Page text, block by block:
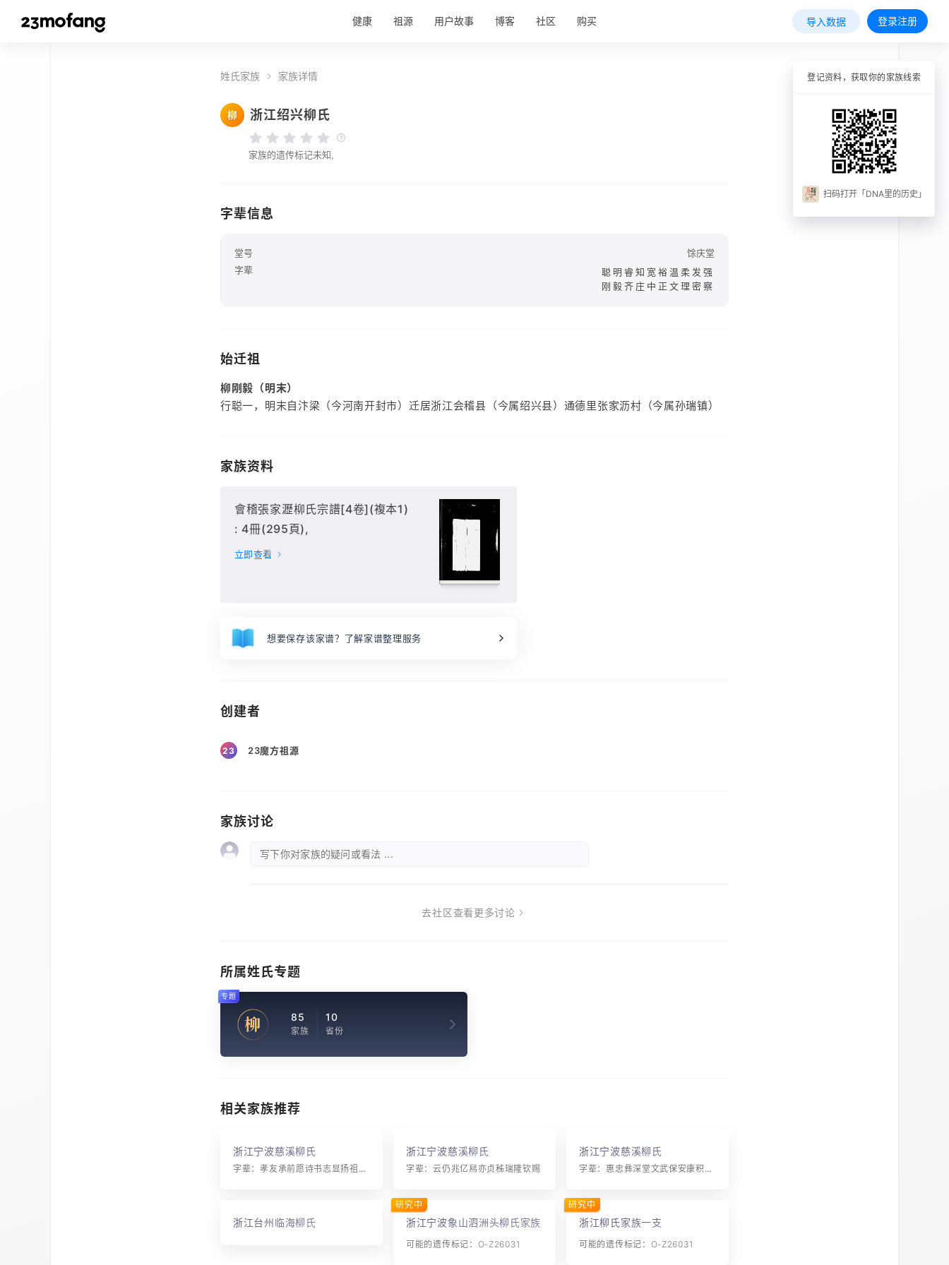
健康 祖源 用户故事 博客 社区 购买 导入数据 登录注册
姓氏家族 家族详情
柳 浙江绍兴柳氏
家族的遗传标记未知,
字辈信息
堂号
馀庆堂
字辈
聪明睿知宽裕温柔发强
刚毅齐庄中正文理密察
始迁祖
柳刚毅（明末）
行聪一，明末自汴梁（今河南开封市）迁居浙江会稽县（今属绍兴县）通德里张家沥村（今属孙瑞镇）
家族资料
會稽張家瀝柳氏宗譜[4卷](複本1)
: 4冊(295頁),
立即查看
想要保存该家谱？了解家谱整理服务
创建者
23 23魔方祖源
家族讨论
写下你对家族的疑问或看法 ...
去社区查看更多讨论
所属姓氏专题
柳 85
家族
10
省份
专题
相关家族推荐
浙江宁波慈溪柳氏
字辈：孝友承前愿诗书志显扬祖宗培植厚世代发奎光
浙江宁波慈溪柳氏
字辈：云仍兆亿舄亦贞秭瑞隆钦赐
浙江宁波慈溪柳氏
字辈：惠忠彝深堂文武保安康积善延馀庆行仁启永昌
浙江台州临海柳氏 浙江宁波象山泗洲头柳氏家族
可能的遗传标记：O-Z26031
研究中
浙江柳氏家族一支
可能的遗传标记：O-Z26031
研究中
登记资料，获取你的家族线索
扫码打开「DNA里的历史」